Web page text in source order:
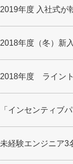
2019年度 入社式が
2018年度（冬）新
2018年度 ライン
「インセンティブ
未経験エンジニア3